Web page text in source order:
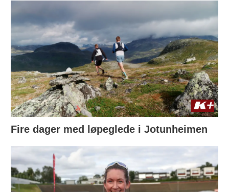
Fire dager med løpeglede i Jotunheimen